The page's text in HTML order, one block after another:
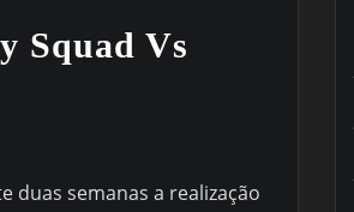
Squad Vs
duas semanas a realização